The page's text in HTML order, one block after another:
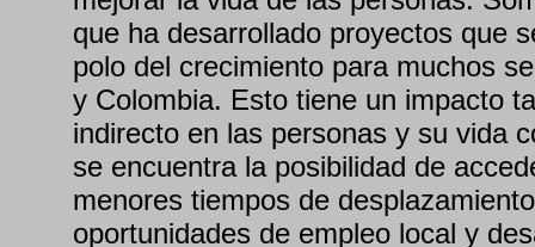
que ha desarrollado proyectos que
polo del crecimiento para muchos
y Colombia. Esto tiene un impacto
indirecto en las personas y su vida
se encuentra la posibilidad de
menores tiempos de
oportunidades de empleo local y